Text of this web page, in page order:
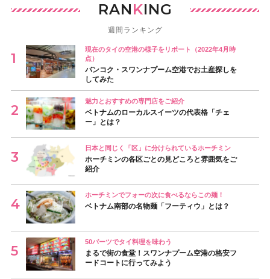
RANKING
週間ランキング
現在のタイの空港の様子をリポート（2022年4月時
点）
バンコク・スワンナプーム空港でお土産探しを
してみた
魅力とおすすめの専門店をご紹介
ベトナムのローカルスイーツの代表格「チェ
ー」とは？
日本と同じく「区」に分けられているホーチミン
ホーチミンの各区ごとの見どころと雰囲気をご
紹介
ホーチミンでフォーの次に食べるならこの麺！
ベトナム南部の名物麺「フーティウ」とは？
50バーツでタイ料理を味わう
まるで街の食堂！スワンナプーム空港の格安フ
ードコートに行ってみよう